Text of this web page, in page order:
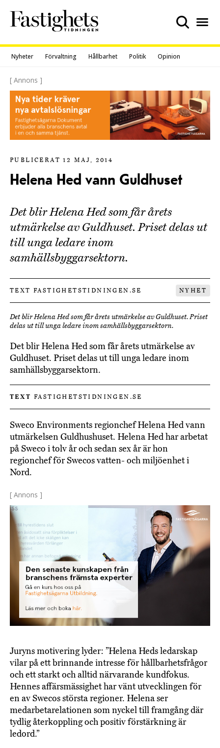
content
Nyheter Förvaltning Hållbarhet Politik Opinion
[ Annons ]
PUBLICERAT 12 MAJ, 2014
Helena Hed vann Guldhuset
Det blir Helena Hed som får årets
utmärkelse av Guldhuset. Priset delas ut
till unga ledare inom
samhällsbyggarsektorn.
TEXT FASTIGHETSTIDNINGEN.SE NYHET
Det blir Helena Hed som får årets utmärkelse av Guldhuset. Priset
delas ut till unga ledare inom samhällsbyggarsektorn.
Det blir Helena Hed som får årets utmärkelse av
Guldhuset. Priset delas ut till unga ledare inom
samhällsbyggarsektorn.
TEXT FASTIGHETSTIDNINGEN.SE
Sweco Environments regionchef Helena Hed vann
utmärkelsen Guldhushuset. Helena Hed har arbetat
på Sweco i tolv år och sedan sex år är hon
regionchef för Swecos vatten- och miljöenhet i
Nord.
[ Annons ]
Juryns motivering lyder: ”Helena Heds ledarskap
vilar på ett brinnande intresse för hållbarhetsfrågor
och ett starkt och alltid närvarande kundfokus.
Hennes affärsmässighet har vänt utvecklingen för
en av Swecos största regioner. Helena ser
medarbetarelationen som nyckel till framgång där
tydlig återkoppling och positiv förstärkning är
ledord.”